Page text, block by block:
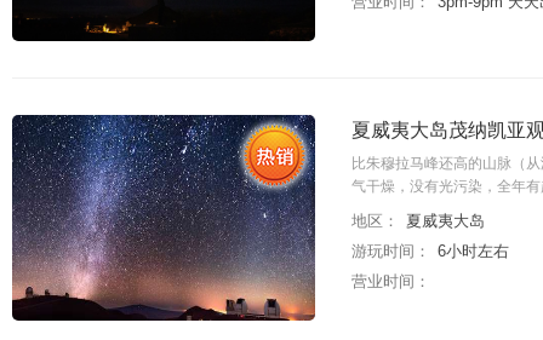
夏威夷大岛茂纳凯亚
比朱穆拉马峰还高的山脉（
气干燥，没有光污染，全年
地区：
夏威夷大岛
游玩时间：
6小时左右
营业时间：